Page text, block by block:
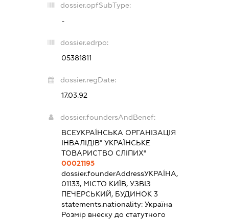
dossier.opfSubType:
-
dossier.edrpo:
05381811
dossier.regDate:
17.03.92
dossier.foundersAndBenef:
ВСЕУКРАЇНСЬКА ОРГАНІЗАЦІЯ
ІНВАЛІДІВ" УКРАЇНСЬКЕ
ТОВАРИСТВО СЛІПИХ"
00021195
dossier.founderAddressУКРАЇНА,
01133, МІСТО КИЇВ, УЗВІЗ
ПЕЧЕРСЬКИЙ, БУДИНОК 3
statements.nationality: Україна
Розмір внеску до статутного